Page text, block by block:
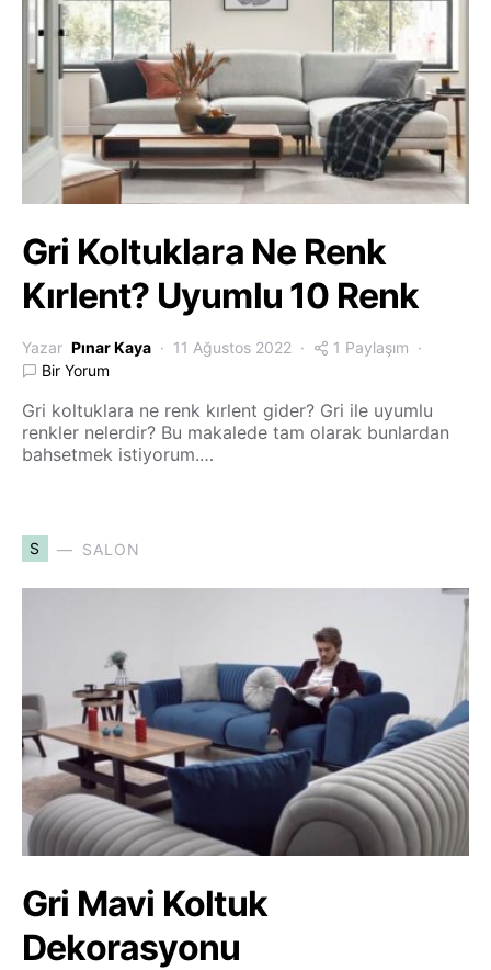
Gri Koltuklara Ne Renk
Kırlent? Uyumlu 10 Renk
Yazar Pınar Kaya 11 Ağustos 2022
1 Paylaşım
Bir Yorum
Gri koltuklara ne renk kırlent gider? Gri ile uyumlu
renkler nelerdir? Bu makalede tam olarak bunlardan
bahsetmek istiyorum.…
S SALON
Gri Mavi Koltuk
Dekorasyonu